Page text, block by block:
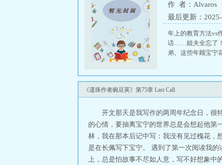
作 者：Alvaros
最后更新：
年上的教育方法vs
话……姐夫全忘了！
弟。这些年顾宝宁
《遗珠作者豌豆荚》第75章 Last Call
开文那天是我写作的两周年纪念日，很
的心情，要抽离宝宁的世界总是会想起他第
林，我在那本后记中写：我没有见过槐花，
是在长佩写下宝宁。 遇到了第一次阅读我
上，总是怕故事不尽如人意，写不好想象中